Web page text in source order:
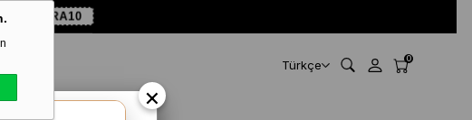
SEYRA10
Türkçe 0
×